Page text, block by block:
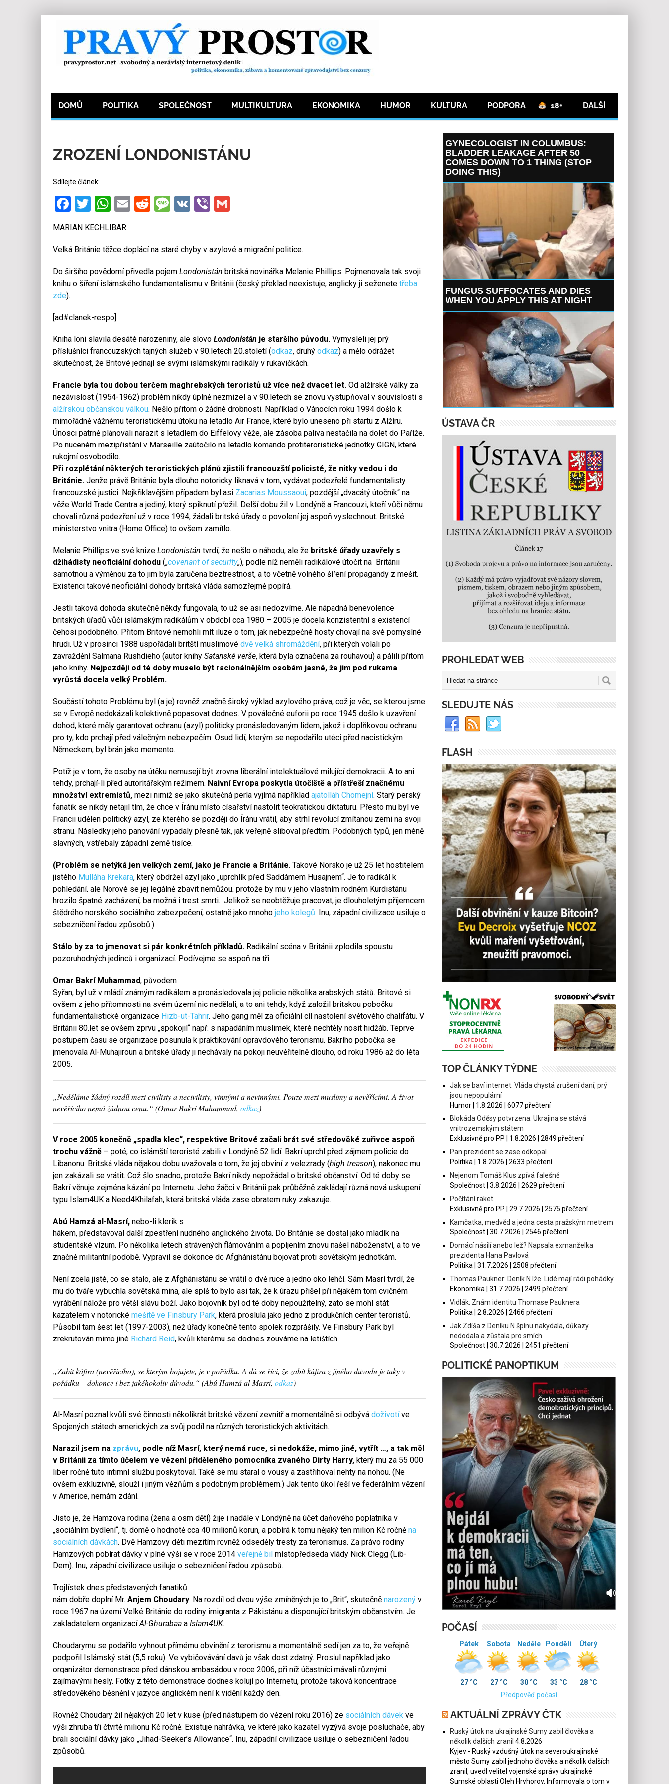
DOMŮ POLITIKA SPOLEČNOST MULTIKULTURA EKONOMIKA HUMOR KULTURA PODPORA 18+ DALŠÍ
ZROZENÍ LONDONISTÁNU
Sdílejte článek:
Facebook
Twitter
WhatsApp
EmailRedditMessage
VKViberGmail
MARIAN KECHLIBAR
Velká Británie těžce doplácí na staré chyby v azylové a migrační politice.
Do širšího povědomí přivedla pojem Londonistán britská novinářka Melanie Phillips. Pojmenovala tak svoji
knihu o šíření islámského fundamentalismu v Británii (český překlad neexistuje, anglicky ji seženete třeba
zde).
[ad#clanek-respo]
Kniha loni slavila desáté narozeniny, ale slovo Londonistán je staršího původu.Vymysleli jej prý
příslušníci francouzských tajných služeb v 90.letech 20.století (odkaz, druhý odkaz) a mělo odrážet
skutečnost, že Britové jednají se svými islámskými radikály v rukavičkách.
Francie byla tou dobou terčem maghrebských teroristů už více než dvacet let.Od alžírské války za
nezávislost (1954-1962) problém nikdy úplně nezmizel a v 90.letech se znovu vystupňoval v souvislosti s
alžírskou občanskou válkou. Nešlo přitom o žádné drobnosti. Například o Vánocích roku 1994 došlo k
mimořádně vážnému teroristickému útoku na letadlo Air France, které bylo uneseno při startu z Alžíru.
Únosci patrně plánovali narazit s letadlem do Eiffelovy věže, ale zásoba paliva nestačila na dolet do Paříže.
Po nuceném mezipřistání v Marseille zaútočilo na letadlo komando protiteroristické jednotky GIGN, které
rukojmí osvobodilo.
Při rozplétání některých teroristických plánů zjistili francouzští policisté, že nitky vedou i do
Británie.Jenže právě Británie byla dlouho notoricky liknavá v tom, vydávat podezřelé fundamentalisty
francouzské justici. Nejkřiklavějším případem byl asi Zacarias Moussaoui, pozdější „dvacátý útočník“ na
věže World Trade Centra a jediný, který spiknutí přežil. Delší dobu žil v Londýně a Francouzi, kteří vůči němu
chovali různá podezření už v roce 1994, žádali britské úřady o povolení jej aspoň vyslechnout. Britské
ministerstvo vnitra (Home Office) to ovšem zamítlo.
Melanie Phillips ve své knize Londonistán tvrdí, že nešlo o náhodu, ale že britské úřady uzavřely s
džihádisty neoficiální dohodu(„covenant of security„), podle níž neměli radikálové útočit na Británii
samotnou a výměnou za to jim byla zaručena beztrestnost, a to včetně volného šíření propagandy z mešit.
Existenci takové neoficiální dohody britská vláda samozřejmě popírá.
Jestli taková dohoda skutečně někdy fungovala, to už se asi nedozvíme. Ale nápadná benevolence
britských úřadů vůči islámským radikálům v období cca 1980 – 2005 je docela konzistentní s existencí
čehosi podobného. Přitom Britové nemohli mít iluze o tom, jak nebezpečné hosty chovají na své pomyslné
hrudi. Už v prosinci 1988 uspořádali britští muslimové dvě velká shromáždění, při kterých volali po
zavraždění Salmana Rushdieho (autor knihy Satanské verše, která byla označena za rouhavou) a pálili přitom
jeho knihy. Nejpozději od té doby muselo být racionálnějším osobám jasné, že jim pod rukama
vyrůstá docela velký Problém.
Součástí tohoto Problému byl (a je) rovněž značně široký výklad azylového práva, což je věc, se kterou jsme
se v Evropě nedokázali kolektivně popasovat dodnes. V poválečné euforii po roce 1945 došlo k uzavření
dohod, které měly garantovat ochranu (azyl) politicky pronásledovaným lidem, jakož i doplňkovou ochranu
pro ty, kdo prchají před válečným nebezpečím. Osud lidí, kterým se nepodařilo utéci před nacistickým
Německem, byl brán jako memento.
Potíž je v tom, že osoby na útěku nemusejí být zrovna liberální intelektuálové milující demokracii. A to ani
tehdy, prchají-li před autoritářským režimem. Naivní Evropa poskytla útočiště a přístřeší značnému
množství extremistů,mezi nimiž se jako skutečná perla vyjímá například ajatolláh Chomejní. Starý perský
fanatik se nikdy netajil tím, že chce v Íránu místo císařství nastolit teokratickou diktaturu. Přesto mu byl ve
Francii udělen politický azyl, ze kterého se později do Íránu vrátil, aby strhl revolucí zmítanou zemi na svoji
stranu. Následky jeho panování vypadaly přesně tak, jak veřejně sliboval předtím. Podobných typů, jen méně
slavných, vstřebaly západní země tisíce.
(Problém se netýká jen velkých zemí, jako je Francie a Británie. Takové Norsko je už 25 let hostitelem
jistého Mulláha Krekara, který obdržel azyl jako „uprchlík před Saddámem Husajnem“. Je to radikál k
pohledání, ale Norové se jej legálně zbavit nemůžou, protože by mu v jeho vlastním rodném Kurdistánu
hrozilo špatné zacházení, ba možná i trest smrti. Jelikož se neobtěžuje pracovat, je dlouholetým příjemcem
štědrého norského sociálního zabezpečení, ostatně jako mnohojeho kolegů. Inu, západní civilizace usiluje o
sebezničení řadou způsobů.)
Stálo by za to jmenovat si pár konkrétních příkladů.Radikální scéna v Británii zplodila spoustu
pozoruhodných jedinců i organizací. Podívejme se aspoň na tři.
Omar Bakrí Muhammad, původem
Syřan, byl už v mládí známým radikálem a pronásledovala jej policie několika arabských států. Britové si
ovšem z jeho přítomnosti na svém území nic nedělali, a to ani tehdy, když založil britskou pobočku
fundamentalistické organizace Hizb-ut-Tahrir. Jeho gang měl za oficiální cíl nastolení světového chalifátu. V
Británii 80.let se ovšem zprvu „spokojil“ např. s napadáním muslimek, které nechtěly nosit hidžáb. Teprve
postupem času se organizace posunula k praktikování opravdového terorismu. Bakrího pobočka se
jmenovala Al-Muhajiroun a britské úřady ji nechávaly na pokoji neuvěřitelně dlouho, od roku 1986 až do léta
2005.
„Neděláme žádný rozdíl mezi civilisty a necivilisty, vinnými a nevinnými. Pouze mezi muslimy a nevěřícími. A život
nevěřícího nemá žádnou cenu.“ (Omar Bakrí Muhammad, odkaz)
V roce 2005 konečně „spadla klec“, respektive Britové začali brát své středověké zuřivce aspoň
trochu vážně– poté, co islámští teroristé zabili v Londýně 52 lidí. Bakrí uprchl před zájmem policie do
Libanonu. Britská vláda nějakou dobu uvažovala o tom, že jej obviní z velezrady (high treason), nakonec mu
jen zakázali se vrátit. Což šlo snadno, protože Bakrí nikdy nepožádal o britské občanství. Od té doby se
Bakrí věnuje zejména kázání po Internetu. Jeho žáčci v Británii pak průběžně zakládají různá nová uskupení
typu Islam4UK a Need4Khilafah, která britská vláda zase obratem ruky zakazuje.
Abú Hamzá al-Masrí, nebo-li klerik s
hákem, představoval další zpestření nudného anglického života. Do Británie se dostal jako mladík na
studentské vízum. Po několika letech strávených flámováním a popíjením znovu našel náboženství, a to ve
značně militantní podobě. Vypravil se dokonce do Afghánistánu bojovat proti sovětským jednotkám.
Není zcela jisté, co se stalo, ale z Afghánistánu se vrátil o dvě ruce a jedno oko lehčí. Sám Masrí tvrdí, že
mu do tváře vybuchla sovětská mina, ale spíš to bylo asi tak, že k úrazu přišel při nějakém tom cvičném
vyrábění nálože pro větší slávu boží. Jako bojovník byl od té doby nepoužitelný, zato se mohl stát
kazatelem v notorické mešitě ve Finsbury Park, která proslula jako jedno z produkčních center teroristů.
Působil tam šest let (1997-2003), než úřady konečně tento spolek rozprášily. Ve Finsbury Park byl
zrekrutován mimo jiné Richard Reid, kvůli kterému se dodnes zouváme na letištích.
„Zabít káfira (nevěřícího), se kterým bojujete, je v pořádku. A dá se říci, že zabít káfira z jiného důvodu je taky v
pořádku – dokonce i bez jakéhokoliv důvodu.“ (Abú Hamzá al-Masrí, odkaz)
Al-Masrí poznal kvůli své činnosti několikrát britské vězení zevnitř a momentálně si odbývá doživotíve
Spojených státech amerických za svůj podíl na různých teroristických aktivitách.
Narazil jsem na zprávu, podle níž Masrí, který nemá ruce, si nedokáže, mimo jiné, vytřít …, a tak měl
v Británii za tímto účelem ve vězení přiděleného pomocníka zvaného Dirty Harry,který mu za 55 000
liber ročně tuto intimní službu poskytoval. Také se mu staral o vousy a zastřihoval nehty na nohou. (Ne
ovšem exkluzivně, slouží i jiným vězňům s podobným problémem.) Jak tento úkol řeší ve federálním vězení
v Americe, nemám zdání.
Jisto je, že Hamzova rodina (žena a osm dětí) žije i nadále v Londýně na účet daňového poplatníka v
„sociálním bydlení“, tj. domě o hodnotě cca 40 milionů korun, a pobírá k tomu nějaký ten milion Kč ročně na
sociálních dávkách. Dvě Hamzovy děti mezitím rovněž odseděly tresty za terorismus. Za právo rodiny
Hamzových pobírat dávky v plné výši se v roce 2014 veřejně bilmístopředseda vlády Nick Clegg (Lib-
Dem). Inu, západní civilizace usiluje o sebezničení řadou způsobů.
Trojlístek dnes představených fanatiků
nám dobře doplní Mr. Anjem Choudary. Na rozdíl od dvou výše zmíněných je to „Brit“, skutečně narozenýv
roce 1967 na území Velké Británie do rodiny imigranta z Pákistánu a disponující britským občanstvím. Je
zakladatelem organizacíAl-Ghurabaaa Islam4UK.
Choudarymu se podařilo vyhnout přímému obvinění z terorismu a momentálně sedí jen za to, že veřejně
podpořil Islámský stát (5,5 roku). Ve vybičovávání davů je však dost zdatný. Proslul například jako
organizátor demonstrace před dánskou ambasádou v roce 2006, při níž účastníci mávali různými
zajímavými hesly. Fotky z této demonstrace dodnes kolují po Internetu, protože taková koncentrace
středověkého běsnění v jazyce anglickém není k vidění každý den.
Rovněž Choudary žil nějakých 20 let v kuse (před nástupem do vězení roku 2016) ze sociálních dávekve
výši zhruba tři čtvrtě milionu Kč ročně. Existujе nahrávkа, ve které jako kazatel vyzývá svoje posluchače, aby
brali sociální dávky jako „Jihad-Seeker’s Allowance“. Inu, západní civilizace usiluje o sebezničení řadou
způsobů.
GYNECOLOGIST IN COLUMBUS:
BLADDER LEAKAGE AFTER 50
COMES DOWN TO 1 THING (STOP
DOING THIS)
FUNGUS SUFFOCATES AND DIES
WHEN YOU APPLY THIS AT NIGHT
ÚSTAVA ČR
PROHLEDAT WEB
SLEDUJTE NÁS
FLASH
TOP ČLÁNKY TÝDNE
Jak se baví internet: Vláda chystá zrušení daní, prý
jsou nepopulární
Humor | 1.8.2026 | 6077 přečtení
Blokáda Oděsy potvrzena. Ukrajina se stává
vnitrozemským státem
Exklusivně pro PP | 1.8.2026 | 2849 přečtení
Pan prezident se zase odkopal
Politika | 1.8.2026 | 2633 přečtení
Nejenom Tomáš Klus zpívá falešně
Společnost | 3.8.2026 | 2629 přečtení
Počítání raket
Exklusivně pro PP | 29.7.2026 | 2575 přečtení
Kamčatka, medvěd a jedna cesta pražským metrem
Společnost | 30.7.2026 | 2546 přečtení
Domácí násilí anebo lež? Napsala exmanželka
prezidenta Hana Pavlová
Politika | 31.7.2026 | 2508 přečtení
Thomas Paukner: Deník N lže. Lidé mají rádi pohádky
Ekonomika | 31.7.2026 | 2499 přečtení
Vidlák: Znám identitu Thomase Pauknera
Politika | 2.8.2026 | 2466 přečtení
Jak Zdíša z Deníku N špínu nakydala, důkazy
nedodala a zůstala pro smích
Společnost | 30.7.2026 | 2451 přečtení
POLITICKÉ PANOPTIKUM
POČASÍ
Pátek
27 °C
Sobota
27 °C
Neděle
30 °C
Pondělí
33 °C
Úterý
28 °C
Předpověď počasí
AKTUÁLNÍ ZPRÁVY ČTK
Ruský útok na ukrajinské Sumy zabil člověka a
několik dalších zranil 4.8.2026
Kyjev - Ruský vzdušný útok na severoukrajinské
město Sumy zabil jednoho člověka a několik dalších
zranil, uvedl velitel vojenské správy ukrajinské
Sumské oblasti Oleh Hryhorov. Informovala o tom v